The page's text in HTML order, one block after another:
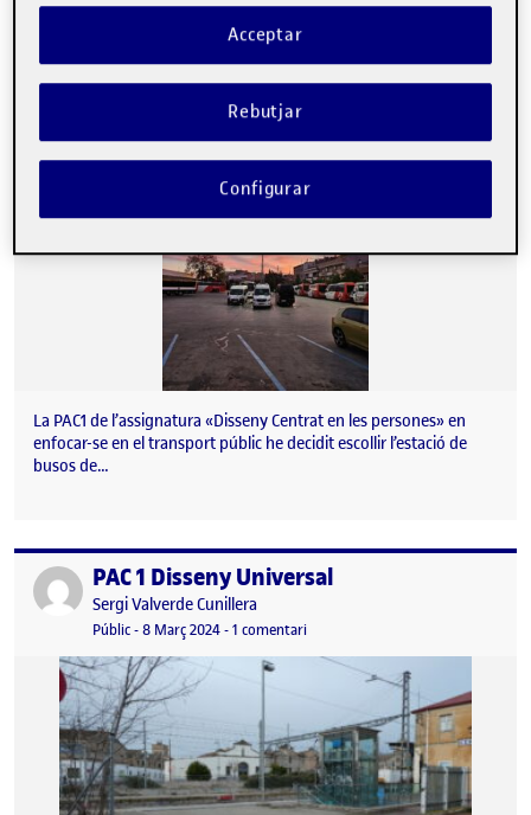
PAC1. DISSENY UNIVERSAL
Publicat per
Assia El Bahja El Bahia
Visibilitat:
Públic-Data de publicació
8 Març 2024-1 comentaria PAC1. DISSENY UNIVERSAL
La PAC1 de l’assignatura «Disseny Centrat en les persones» en
enfocar-se en el transport públic he decidit escollir l’estació de
busos de…
Publicat perPAC 1 Disseny Universal
Publicat per
Sergi Valverde Cunillera
Visibilitat:
Públic-Data de publicació
8 Març 20248 març, 2024 10:17 pm
-1 comentaria PAC 1 Disseny Universal
Rebutjar
Acceptar
Configurar